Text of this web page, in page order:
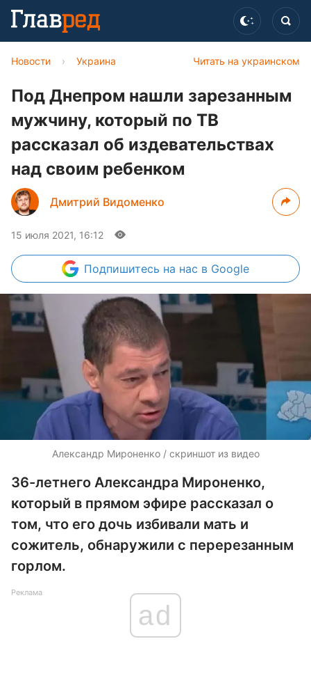
Читать на украинском
Новости › Украина
Под Днепром нашли зарезанным
мужчину, который по ТВ
рассказал об издевательствах
над своим ребенком
Дмитрий Видоменко
15 июля 2021, 16:12
Подпишитесь на нас в Google
Александр Мироненко / скриншот из видео
36-летнего Александра Мироненко,
который в прямом эфире рассказал о
том, что его дочь избивали мать и
сожитель, обнаружили с перерезанным
горлом.
Реклама
ad